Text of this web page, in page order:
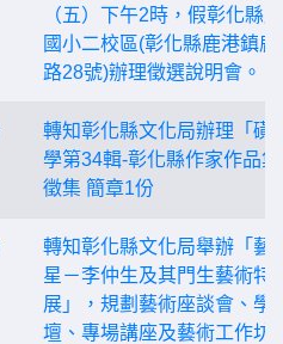
（五）下午2時，假彰化縣
國小二校區(彰化縣鹿港鎮鹿
路28號)辦理徵選說明會。
轉知彰化縣文化局辦理「磺
學第34輯-彰化縣作家作品
徵集 簡章1份
轉知彰化縣文化局舉辦「藝
星－李仲生及其門生藝術特
展」，規劃藝術座談會、學
壇、專場講座及藝術工作坊